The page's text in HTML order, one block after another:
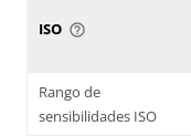
ISO help_outline
Rango de
sensibilidades ISO